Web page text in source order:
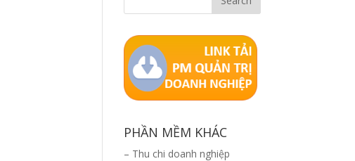
PHẦN MỀM KHÁC
– Thu chi doanh nghiệp